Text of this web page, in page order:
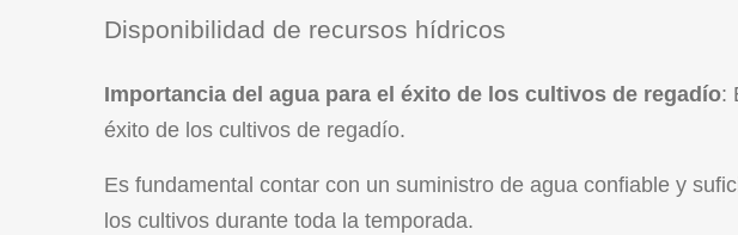
Disponibilidad de recursos hídricos
Importancia del agua para el éxito de los cultivos de regadío:
éxito de los cultivos de regadío.
Es fundamental contar con un suministro de agua confiable y
los cultivos durante toda la temporada.